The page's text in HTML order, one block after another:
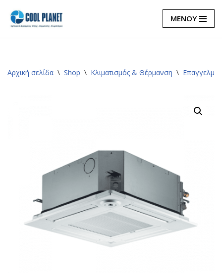
Μεταπηδήστε
ΜΕΝΟΥ
Αρχική σελίδα \ Shop \ Κλιματισμός & Θέρμανση \